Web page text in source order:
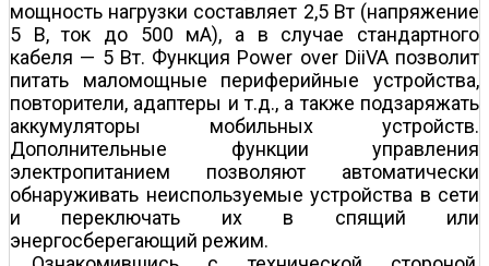
мощность нагрузки составляет 2,5 Вт (напряжение
5 В, ток до 500 мА), а в случае стандартного
кабеля — 5 Вт. Функция Power over DiiVA позволит
питать маломощные периферийные устройства,
повторители, адаптеры и т.д., а также подзаряжать
аккумуляторы мобильных устройств.
Дополнительные функции управления
электропитанием позволяют автоматически
обнаруживать неиспользуемые устройства в сети
и переключать их в спящий или
энергосберегающий режим.